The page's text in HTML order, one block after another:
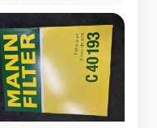
in OVP